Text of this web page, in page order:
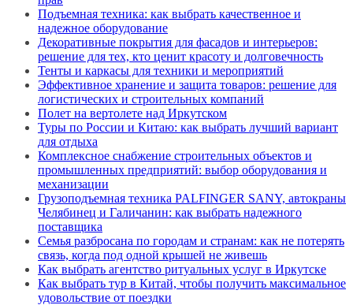
Подъемная техника: как выбрать качественное и
надежное оборудование
Декоративные покрытия для фасадов и интерьеров:
решение для тех, кто ценит красоту и долговечность
Тенты и каркасы для техники и мероприятий
Эффективное хранение и защита товаров: решение для
логистических и строительных компаний
Полет на вертолете над Иркутском
Туры по России и Китаю: как выбрать лучший вариант
для отдыха
Комплексное снабжение строительных объектов и
промышленных предприятий: выбор оборудования и
механизации
Грузоподъемная техника PALFINGER SANY, автокраны
Челябинец и Галичанин: как выбрать надежного
поставщика
Семья разбросана по городам и странам: как не потерять
связь, когда под одной крышей не живешь
Как выбрать агентство ритуальных услуг в Иркутске
Как выбрать тур в Китай, чтобы получить максимальное
удовольствие от поездки